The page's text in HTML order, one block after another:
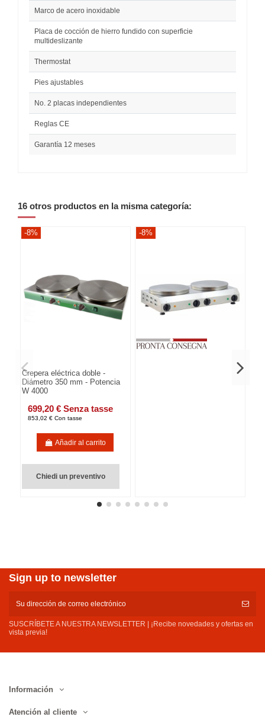
Marco de acero inoxidable
Placa de cocción de hierro fundido con superficie
multideslizante
Thermostat
Pies ajustables
No. 2 placas independientes
Reglas CE
Garantía 12 meses
16 otros productos en la misma categoría:
-8%
Crepera eléctrica doble -
Diámetro 350 mm - Potencia
W 4000
699,20 € Senza tasse
853,02 € Con tasse
Añadir al carrito
Chiedi un preventivo
-8%
Sign up to newsletter
SUSCRÍBETE A NUESTRA NEWSLETTER | ¡Recibe novedades y ofertas en
vista previa!
Información
Atención al cliente